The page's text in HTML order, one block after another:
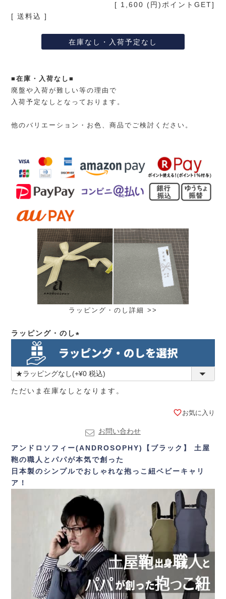
[ 1,600 (円)ポイントGET]
送料込
在庫なし・入荷予定なし
■在庫・入荷なし■
廃盤や入荷が難しい等の理由で
入荷予定なしとなっております。
他のバリエーション・お色、商品でご検討ください。
ラッピング・のし詳細 >>
ラッピング・のし
(必
須)
ただいま在庫なしとなります。
お気に入り
お問い合わせ
アンドロソフィー(ANDROSOPHY)【ブラック】土屋
鞄の職人とパパが本気で創った
日本製のシンプルでおしゃれな抱っこ紐ベビーキャリ
ア！